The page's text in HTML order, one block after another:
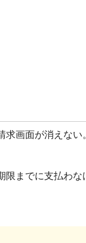
求画面が消えな
までに支払わな